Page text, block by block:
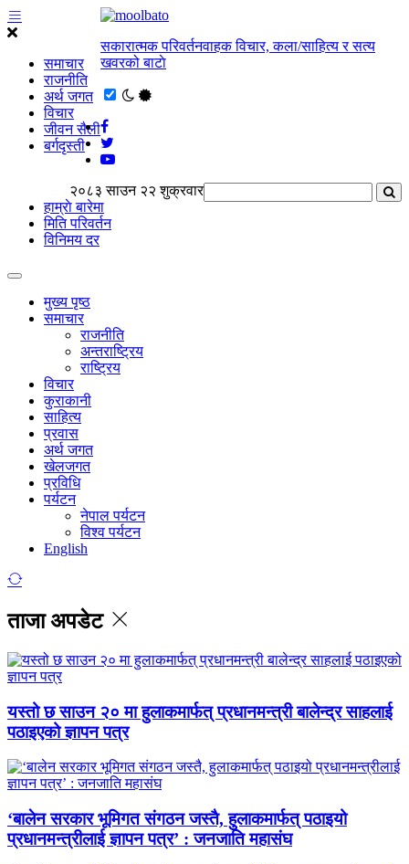
समाचार
राजनीति
अर्थ जगत
विचार
जीवन सैली
बर्गदृस्ती
सकारात्मक परिवर्तनवाहक विचार, कला/साहित्य र सत्य
खवरको बाटाे
२०८३ साउन २२ शुक्रवार
हाम्राे बारेमा
मिति परिवर्तन
विनिमय दर
मुख्य पृष्ठ
समाचार
राजनीति
अन्तराष्ट्रिय
राष्ट्रिय
विचार
कुराकानी
साहित्य
प्रवास
अर्थ जगत
खेलजगत
प्रविधि
पर्यटन
नेपाल पर्यटन
विश्व पर्यटन
English
ताजा अपडेट
यस्तो छ साउन २० मा हुलाकमार्फत् प्रधानमन्त्री बालेन्द्र साहलाई
पठाइएको ज्ञापन पत्र
‘बालेन सरकार भूमिगत संगठन जस्तै, हुलाकमार्फत् पठाइयो
प्रधानमन्त्रीलाई ज्ञापन पत्र’ : जनजाति महासंघ